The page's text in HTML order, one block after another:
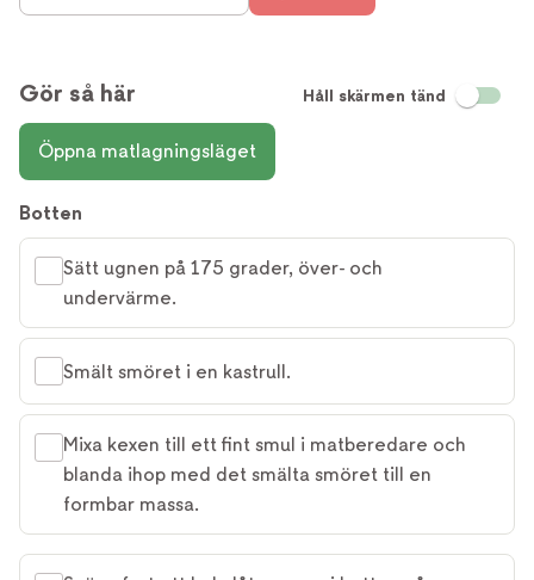
Gör så här Håll skärmen tänd
Öppna matlagningsläget
Botten
Sätt ugnen på 175 grader, över- och
undervärme.
Smält smöret i en kastrull.
Mixa kexen till ett fint smul i matberedare och
blanda ihop med det smälta smöret till en
formbar massa.